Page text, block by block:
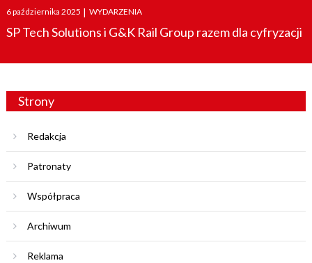
Posted
on
6 października 2025 | WYDARZENIA
SP Tech Solutions i G&K Rail Group razem dla cyfryzacji
Strony
Redakcja
Patronaty
Współpraca
Archiwum
Reklama